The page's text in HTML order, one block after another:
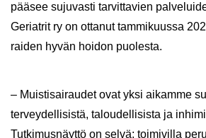
pää­see su­ju­vas­ti tar­vit­ta­vien
Ge­riat­rit ry on ot­ta­nut tam­mi­kuus­sa
rai­den hyvän hoi­don puo­les­ta.
– Muis­ti­sai­rau­det ovat yksi ai­kam­me
ter­vey­del­li­sis­tä, ta­lou­del­li­sis­ta ja
Tut­ki­mus­näyt­tö on selvä: toi­mi­vil­la